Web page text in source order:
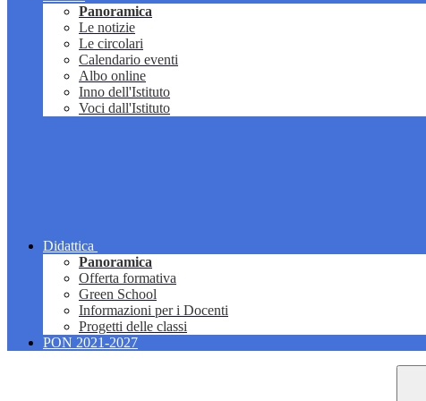
Panoramica
Le notizie
Le circolari
Calendario eventi
Albo online
Inno dell'Istituto
Voci dall'Istituto
Didattica
Panoramica
Offerta formativa
Green School
Informazioni per i Docenti
Progetti delle classi
PON 2021-2027